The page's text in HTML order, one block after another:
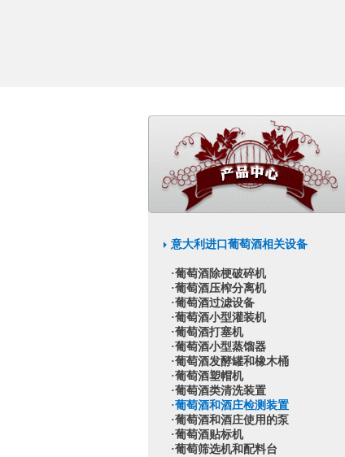
意大利进口葡萄酒相关设备
·葡萄酒除梗破碎机
·葡萄酒压榨分离机
·葡萄酒过滤设备
·葡萄酒小型灌装机
·葡萄酒打塞机
·葡萄酒小型蒸馏器
·葡萄酒发酵罐和橡木桶
·葡萄酒塑帽机
·葡萄酒类清洗装置
·葡萄酒和酒庄检测装置
·葡萄酒和酒庄使用的泵
·葡萄酒贴标机
·葡萄筛选机和配料台